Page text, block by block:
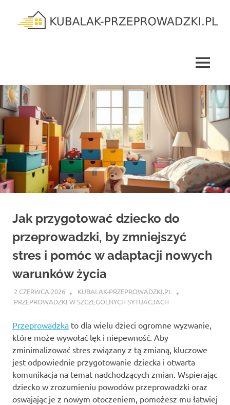
content
MENU
Jak przygotować dziecko do
przeprowadzki, by zmniejszyć
stres i pomóc w adaptacji nowych
warunków życia
2 CZERWCA 2026
KUBALAK-PRZEPROWADZKI.PL
PRZEPROWADZKI W SZCZEGÓLNYCH SYTUACJACH
Przeprowadzka to dla wielu dzieci ogromne wyzwanie,
które może wywołać lęk i niepewność. Aby
zminimalizować stres związany z tą zmianą, kluczowe
jest odpowiednie przygotowanie dziecka i otwarta
komunikacja na temat nadchodzących zmian. Wspierając
dziecko w zrozumieniu powodów przeprowadzki oraz
oswajając je z nowym otoczeniem, pomożesz mu łatwiej